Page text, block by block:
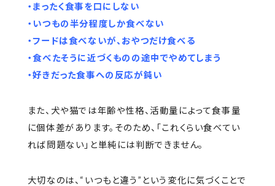
・まったく食事を口にしない
・いつもの半分程度しか食べない
・フードは食べないが、おやつだけ食べる
・食べたそうに近づくものの途中でやめてしまう
・好きだった食事への反応が鈍い
また、犬や猫では年齢や性格、活動量によって食事量
に個体差があります。そのため、「これくらい食べてい
れば問題ない」と単純には判断できません。
大切なのは、“いつもと違う”という変化に気づくことで